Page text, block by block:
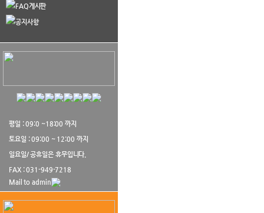
FAQ게시판
공지사항
평일 : 09:0 ~18:00 까지
토요일 : 09:00 ~ 12:00 까지
일요일/ 공휴일은 휴무입니다.
FAX : 031-949-7218
Mail to admin